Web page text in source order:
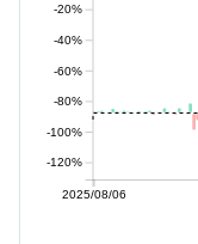
-120%
-100%
-80%
-60%
-40%
-20%
2025/08/06